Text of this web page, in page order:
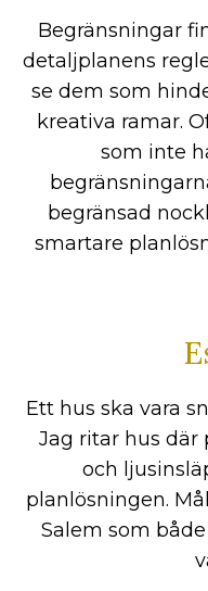
Begränsningar
detaljplanens
se dem som
kreativa ramar.
som inte
begränsad
smartare
Ett hus ska vara
Jag ritar hus där
och
planlösningen.
Salem som